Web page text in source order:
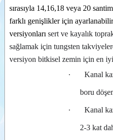
Kar küreme
bıçağı
Tuz ve kum
ataşmanı
Personel
yükseltme
Dokümanlar
Ataşmanlar
Opsiyonel
Donanım
sırasıyla 14,16,18 veya 20
farklı genişlikler için
versiyonları sert ve kayalık
sağlamak için tungsten
versiyon bitkisel zemin için en
·
Kanal
boru
· Kanal
2-3 kat